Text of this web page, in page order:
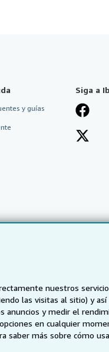
nuestros
las visitas al sitio) y
anuncios y medir el
en cualquier
saber más sobre cómo
y guías
Siga a
NZ AbeBooks.ca